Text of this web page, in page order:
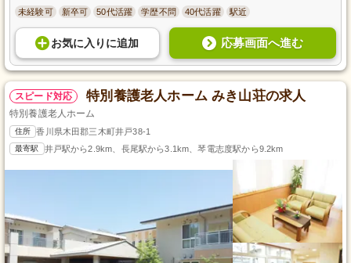
未経験可 新卒可 50代活躍 学歴不問 40代活躍 駅近
お気に入り に追加 応募画面へ進む
スピード対応 特別養護老人ホーム みき山荘の求人
特別養護老人ホーム
住所 香川県木田郡三木町井戸38-1
最寄駅 井戸駅から2.9km、長尾駅から3.1km、琴電志度駅から9.2km